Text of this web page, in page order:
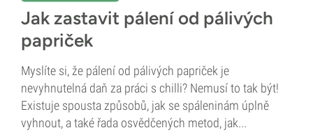
Jak zastavit pálení od pálivých
papriček
Myslíte si, že pálení od pálivých papriček je
nevyhnutelná daň za práci s chilli? Nemusí to tak být!
Existuje spousta způsobů, jak se spáleninám úplně
vyhnout, a také řada osvědčených metod, jak...